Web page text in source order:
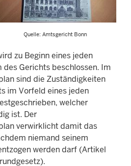
Quelle: Amtsgericht Bonn
zu Beginn eines jeden
des Gerichts beschlossen. Im
sind die Zuständigkeiten
im Vorfeld eines jeden
welcher
ist. Der
verwirklicht damit das
niemand seinem
werden darf (Artikel